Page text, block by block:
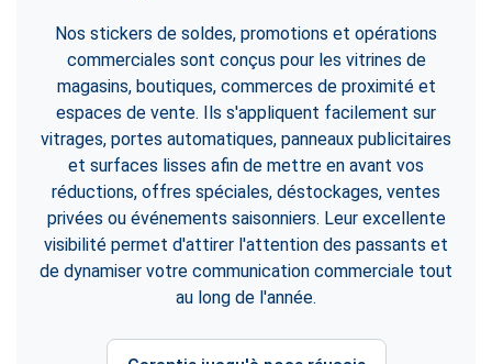
Nos stickers de soldes, promotions et opérations
commerciales sont conçus pour les vitrines de
magasins, boutiques, commerces de proximité et
espaces de vente. Ils s'appliquent facilement sur
vitrages, portes automatiques, panneaux publicitaires
et surfaces lisses afin de mettre en avant vos
réductions, offres spéciales, déstockages, ventes
privées ou événements saisonniers. Leur excellente
visibilité permet d'attirer l'attention des passants et
de dynamiser votre communication commerciale tout
au long de l'année.